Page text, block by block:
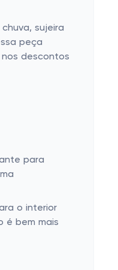
sujeira
peça
descontos
para
o interior
é bem mais